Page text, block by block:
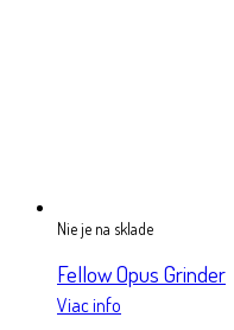
Nie je na sklade
Fellow Opus Grinder
Viac info